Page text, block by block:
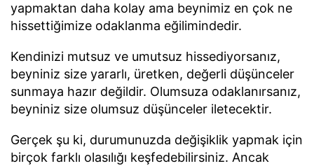
yapmaktan daha kolay ama beynimiz en çok ne
hissettiğimize odaklanma eğilimindedir.
Kendinizi mutsuz ve umutsuz hissediyorsanız,
beyniniz size yararlı, üretken, değerli düşünceler
sunmaya hazır değildir. Olumsuza odaklanırsanız,
beyniniz size olumsuz düşünceler iletecektir.
Gerçek şu ki, durumunuzda değişiklik yapmak için
birçok farklı olasılığı keşfedebilirsiniz. Ancak